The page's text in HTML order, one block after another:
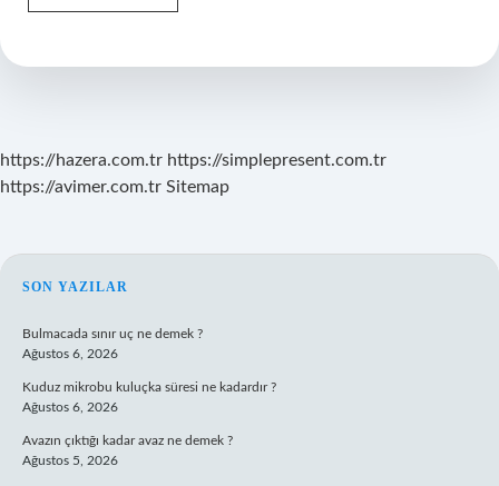
Çiçeği
Mi
https://hazera.com.tr https://simplepresent.com.tr
https://avimer.com.tr Sitemap
SIDEBAR
SON YAZILAR
Bulmacada sınır uç ne demek ?
Ağustos 6, 2026
Kuduz mikrobu kuluçka süresi ne kadardır ?
Ağustos 6, 2026
Avazın çıktığı kadar avaz ne demek ?
Ağustos 5, 2026